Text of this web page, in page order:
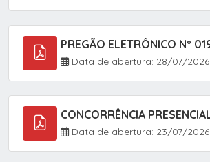
Data de abertura: 28/07/2026
Data de abertura: 23/07/2026